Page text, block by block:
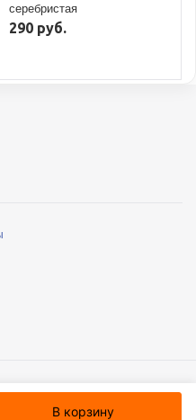
В корзину
серебристая
290 руб.
защищены